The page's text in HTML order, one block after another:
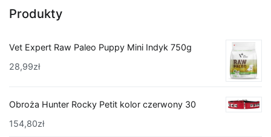
Produkty
Vet Expert Raw Paleo Puppy Mini Indyk 750g
28,99zł
Obroża Hunter Rocky Petit kolor czerwony 30
154,80zł